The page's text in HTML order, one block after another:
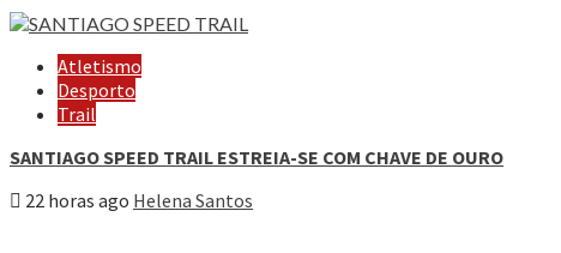
Atletismo
Desporto
Trail
SANTIAGO SPEED TRAIL ESTREIA-SE COM CHAVE DE OURO
22 horas ago Helena Santos